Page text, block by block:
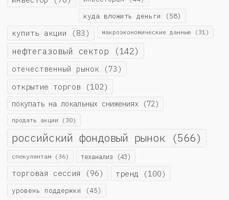
куда вложить деньги (58)
купить акции (83) макроэкономические данные (31)
нефтегазовый сектор (142)
отечественный рынок (73)
открытие торгов (102)
покупать на локальных снижениях (72)
продать акции (30)
российский фондовый рынок (566)
спекулянтам (36) теханализ (43)
торговая сессия (96) тренд (100)
уровень поддержки (45)